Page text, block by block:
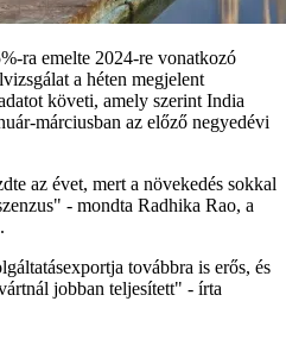
ra emelte 2024-re vonatkozó
a héten megjelent
követi, amely szerint India
márciusban az előző negyedévi
az évet, mert a növekedés sokkal
- mondta Radhika Rao, a
továbbra is erős, és
jobban teljesített" - írta